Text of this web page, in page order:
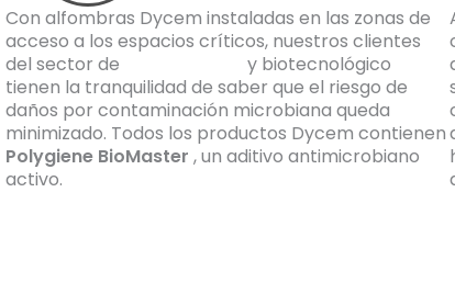
Con alfombras Dycem instaladas en las zonas de
acceso a los espacios críticos, nuestros clientes
del sector de
y biotecnológico
tienen la tranquilidad de saber que el riesgo de
daños por contaminación microbiana queda
minimizado. Todos los productos Dycem contienen
Polygiene BioMaster , un aditivo antimicrobiano
activo.